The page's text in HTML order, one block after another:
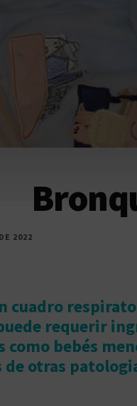
2022
cuadro
requerir
como bebés
otras